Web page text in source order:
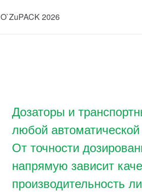
O`ZuPACK 2026
Дозаторы и
любой
От точности
напрямую зависит
производительность